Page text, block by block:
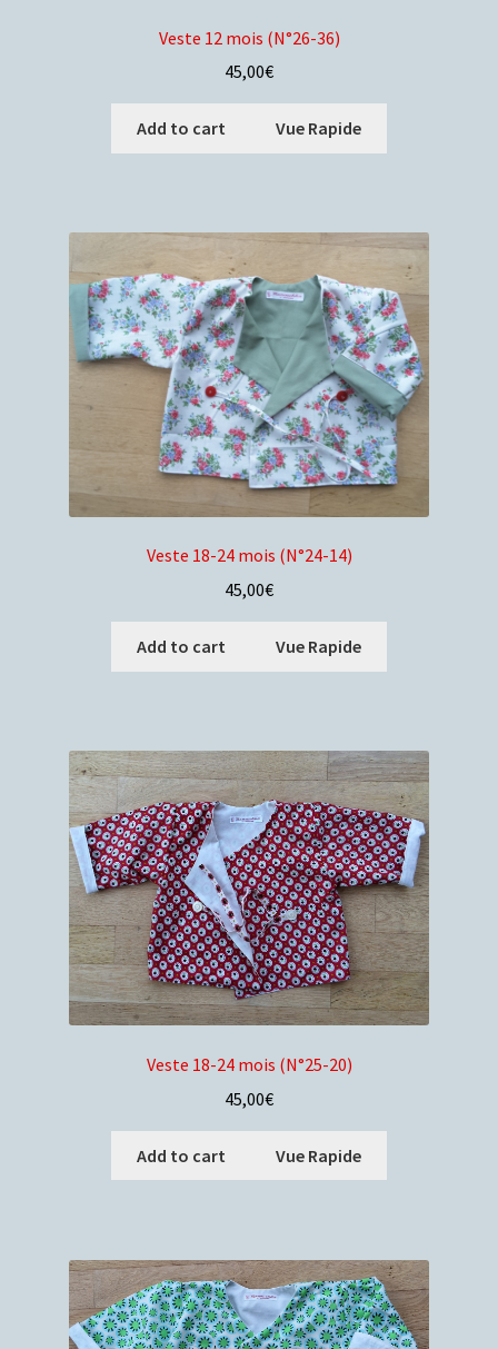
Veste 12 mois (N°26-36)
45,00€
Add to cart Vue Rapide
Veste 18-24 mois (N°24-14)
45,00€
Add to cart Vue Rapide
Veste 18-24 mois (N°25-20)
45,00€
Add to cart Vue Rapide